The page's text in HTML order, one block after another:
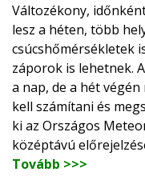
Változékony,
lesz a héten, több
csúcshőmérsékletek
záporok is lehetnek.
a nap, de a hét
kell számítani és
ki az Országos
középtávú
Tovább >>>